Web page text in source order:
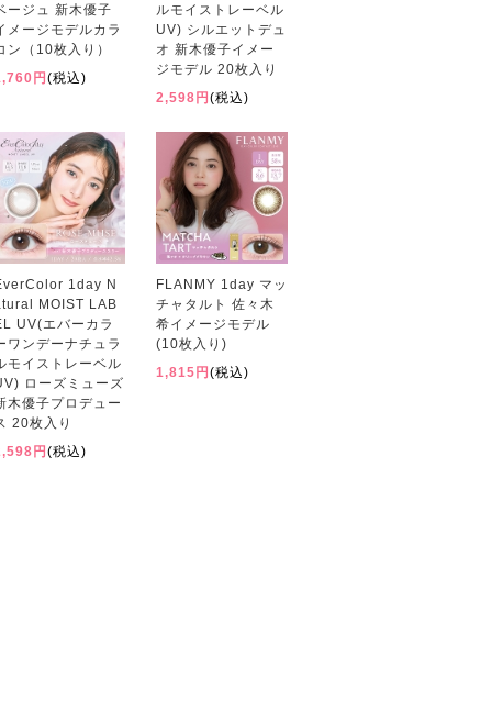
ージュ 新木優子
メージモデルカラ
ン（10枚入り）
円 (税込)
ルモイストレーベル
UV) シルエットデュ
オ 新木優子イメー
ジモデル 20枚入り
2,598円 (税込)
1day N
MOIST LAB
UV(エバーカラ
ワンデーナチュラ
モイストレーベル
ローズミューズ
木優子プロデュー
20枚入り
円 (税込)
FLANMY 1day マッ
チャタルト 佐々木
希イメージモデル
(10枚入り)
1,815円 (税込)